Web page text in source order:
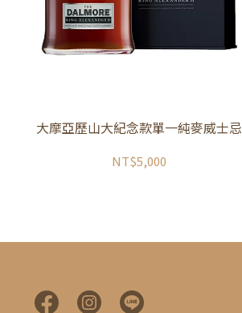
大摩亞歷山大紀念款單一純麥威士忌
NT$5,000